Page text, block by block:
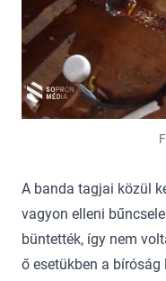
A banda tagjai közül
vagyon elleni
büntették, így nem
ő esetükben a